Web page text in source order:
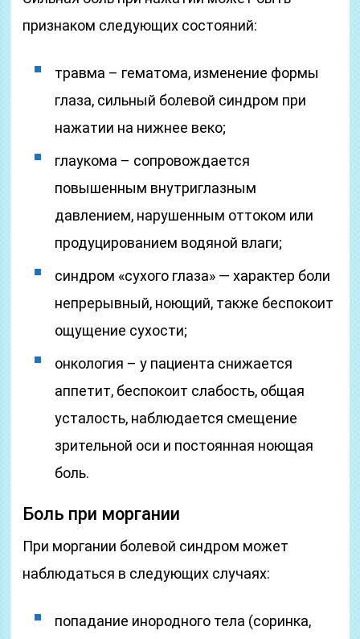
признаком следующих состояний:
травма – гематома, изменение формы
глаза, сильный болевой синдром при
нажатии на нижнее веко;
глаукома – сопровождается
повышенным внутриглазным
давлением, нарушенным оттоком или
продуцированием водяной влаги;
синдром «сухого глаза» — характер боли
непрерывный, ноющий, также беспокоит
ощущение сухости;
онкология – у пациента снижается
аппетит, беспокоит слабость, общая
усталость, наблюдается смещение
зрительной оси и постоянная ноющая
боль.
Боль при моргании
При моргании болевой синдром может
наблюдаться в следующих случаях:
попадание инородного тела (соринка,